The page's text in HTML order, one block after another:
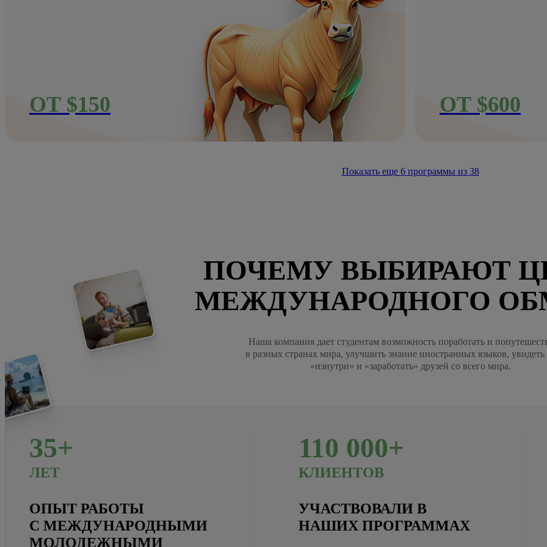
ОТ $150 ОТ $600
Показать еще 6программы из 38
ПОЧЕМУ ВЫБИРАЮТ
МЕЖДУНАРОДНОГО
Наша компания дает студентам возможность поработать и
в разных странах мира, улучшить знание иностранных языков, увидеть
«изнутри» и «заработать» друзей со всего мира.
35+
ЛЕТ
ОПЫТ РАБОТЫ
С МЕЖДУНАРОДНЫМИ
МОЛОДЕЖНЫМИ
110 000+
КЛИЕНТОВ
УЧАСТВОВАЛИ В
НАШИХ ПРОГРАММАХ